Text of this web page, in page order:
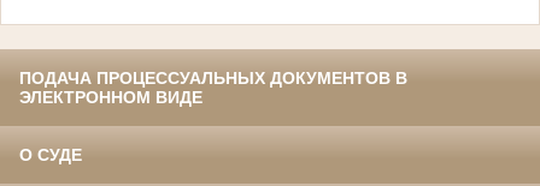
ПОДАЧА ПРОЦЕССУАЛЬНЫХ ДОКУМЕНТОВ В
ЭЛЕКТРОННОМ ВИДЕ
О СУДЕ